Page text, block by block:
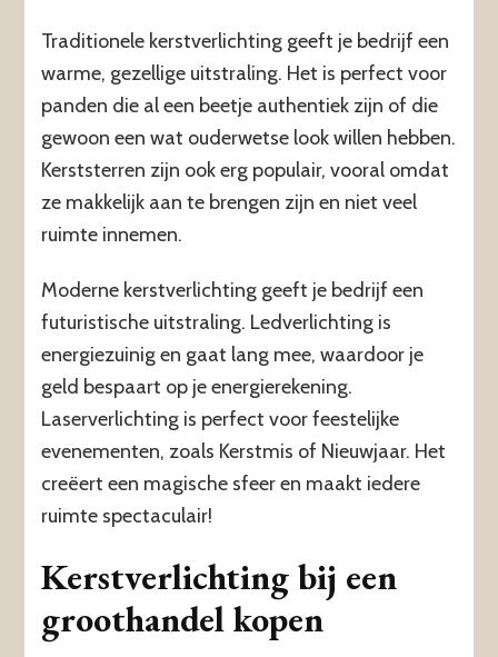
Traditionele kerstverlichting geeft je bedrijf een
warme, gezellige uitstraling. Het is perfect voor
panden die al een beetje authentiek zijn of die
gewoon een wat ouderwetse look willen hebben.
Kerststerren zijn ook erg populair, vooral omdat
ze makkelijk aan te brengen zijn en niet veel
ruimte innemen.
Moderne kerstverlichting geeft je bedrijf een
futuristische uitstraling. Ledverlichting is
energiezuinig en gaat lang mee, waardoor je
geld bespaart op je energierekening.
Laserverlichting is perfect voor feestelijke
evenementen, zoals Kerstmis of Nieuwjaar. Het
creëert een magische sfeer en maakt iedere
ruimte spectaculair!
Kerstverlichting bij een
groothandel kopen